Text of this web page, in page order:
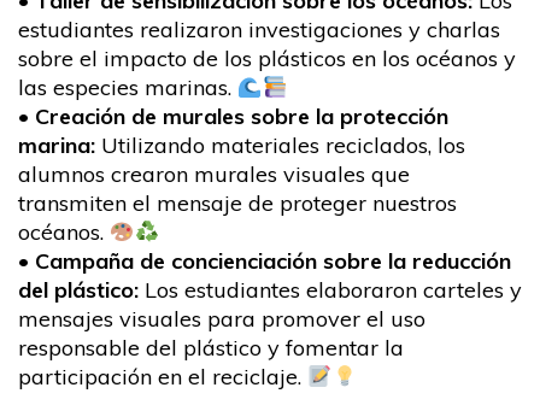
estudiantes realizaron investigaciones y charlas
sobre el impacto de los plásticos en los océanos y
las especies marinas.
• Creación de murales sobre la protección
marina: Utilizando materiales reciclados, los
alumnos crearon murales visuales que
transmiten el mensaje de proteger nuestros
océanos.
• Campaña de concienciación sobre la reducción
del plástico: Los estudiantes elaboraron carteles y
mensajes visuales para promover el uso
responsable del plástico y fomentar la
participación en el reciclaje.